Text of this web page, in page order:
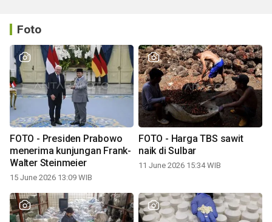
Foto
FOTO - Presiden Prabowo
menerima kunjungan Frank-
Walter Steinmeier
15 June 2026 13:09 WIB
FOTO - Harga TBS sawit
naik di Sulbar
11 June 2026 15:34 WIB